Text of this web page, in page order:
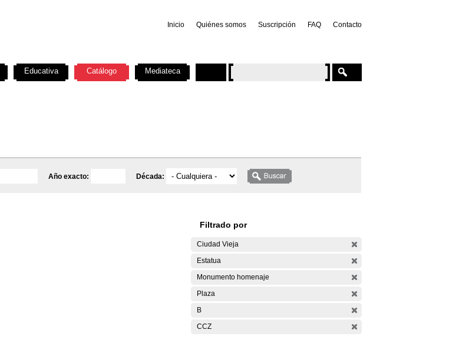
Inicio Quiénes somos Suscripción FAQ Contacto
Año exacto: Década:
Filtrado por
Ciudad Vieja
Estatua
Monumento homenaje
Plaza
B
CCZ
Educativa Catálogo Mediateca